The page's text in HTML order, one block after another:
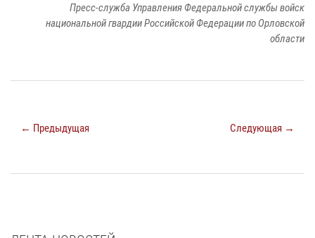
Пресс-служба Управления Федеральной службы войск
национальной гвардии Российской Федерации по Орловской
области
← Предыдущая Следующая →